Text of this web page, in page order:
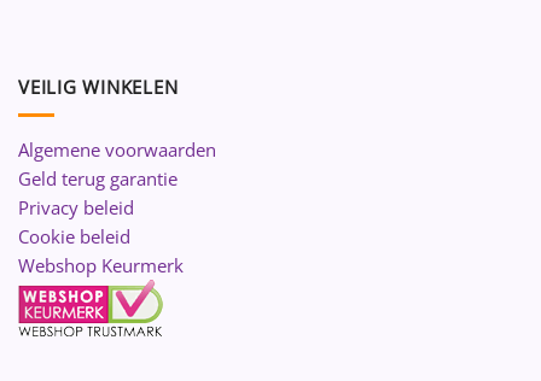
VEILIG WINKELEN
Algemene voorwaarden
Geld terug garantie
Privacy beleid
Cookie beleid
Webshop Keurmerk